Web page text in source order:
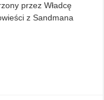
przez Władcę
z Sandmana